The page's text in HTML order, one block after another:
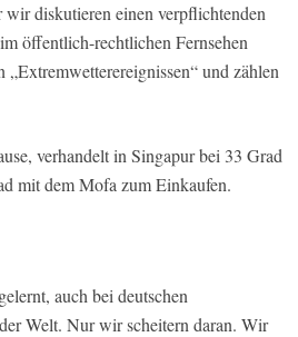
diskutieren einen verpflichtenden
öffentlich-rechtlichen Fernsehen
und zählen
verhandelt in Singapur bei 33 Grad
mit dem Mofa zum Einkaufen.
auch bei deutschen
Welt. Nur wir scheitern daran. Wir